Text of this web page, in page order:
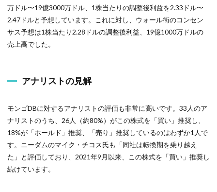
万ドル〜19億3000万ドル、1株当たりの調整後利益を2.33ドル〜
2.47ドルと予想しています。これに対し、ウォール街のコンセン
サス予想は1株当たり2.28ドルの調整後利益、19億1000万ドルの
売上高でした。
アナリストの見解
モンゴDBに対するアナリストの評価も非常に高いです。33人のア
ナリストのうち、26人（約80%）がこの株式を「買い」推奨し、
18%が「ホールド」推奨、「売り」推奨しているのはわずか1人で
す。ニーダムのマイク・チコス氏も「同社は転換期を乗り越え
た」と評価しており、2021年9月以来、この株式を「買い」推奨し
続けています。